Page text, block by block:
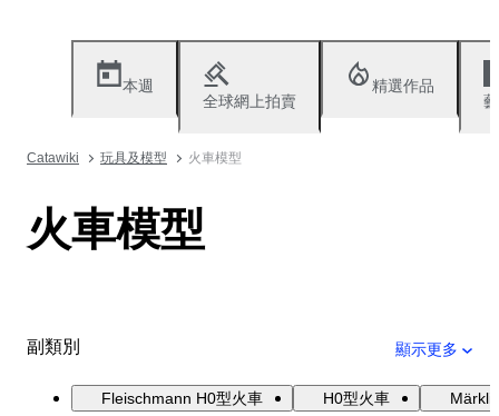
本週
全球網上拍賣
精選作品
Catawiki 玩具及模型 火車模型
火車模型
副類別 顯示更多
Fleischmann H0型火車 H0型火車